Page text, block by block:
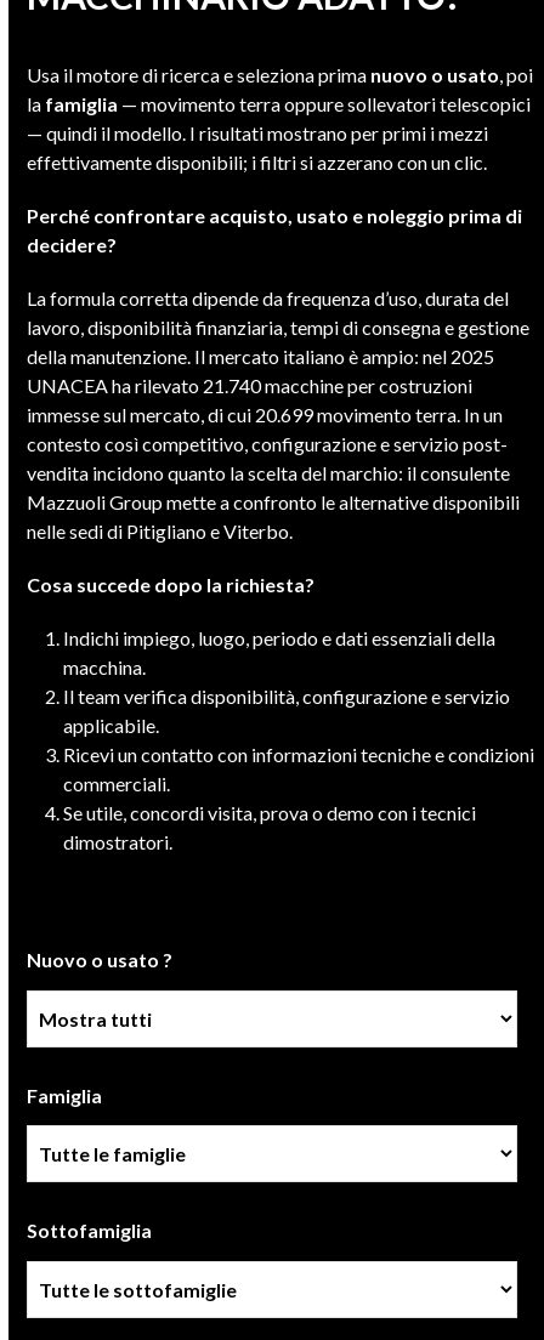
Usa il motore di ricerca e seleziona prima nuovo o usato, poi
la famiglia — movimento terra oppure sollevatori telescopici
— quindi il modello. I risultati mostrano per primi i mezzi
effettivamente disponibili; i filtri si azzerano con un clic.
Perché confrontare acquisto, usato e noleggio prima di
decidere?
La formula corretta dipende da frequenza d’uso, durata del
lavoro, disponibilità finanziaria, tempi di consegna e gestione
della manutenzione. Il mercato italiano è ampio: nel 2025
UNACEA ha rilevato 21.740 macchine per costruzioni
immesse sul mercato, di cui 20.699 movimento terra. In un
contesto così competitivo, configurazione e servizio post-
vendita incidono quanto la scelta del marchio: il consulente
Mazzuoli Group mette a confronto le alternative disponibili
nelle sedi di Pitigliano e Viterbo.
Cosa succede dopo la richiesta?
Indichi impiego, luogo, periodo e dati essenziali della
macchina.
Il team verifica disponibilità, configurazione e servizio
applicabile.
Ricevi un contatto con informazioni tecniche e condizioni
commerciali.
Se utile, concordi visita, prova o demo con i tecnici
dimostratori.
Nuovo o usato ?
Famiglia
Sottofamiglia